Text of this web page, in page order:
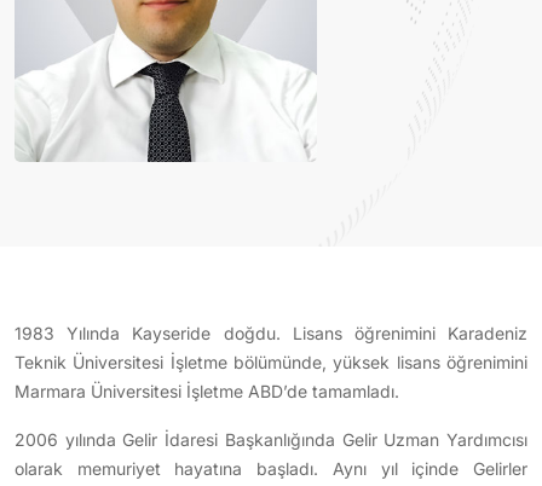
1983 Yılında Kayseride doğdu. Lisans öğrenimini Karadeniz
Teknik Üniversitesi İşletme bölümünde, yüksek lisans öğrenimini
Marmara Üniversitesi İşletme ABD’de tamamladı.
2006 yılında Gelir İdaresi Başkanlığında Gelir Uzman Yardımcısı
olarak memuriyet hayatına başladı. Aynı yıl içinde Gelirler